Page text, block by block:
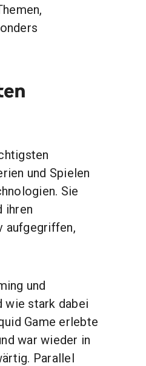
und Spielen
Sie
ihren
aufgegriffen,
und
wie stark dabei
Game erlebte
war wieder in
Parallel